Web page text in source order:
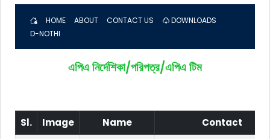
HOME ABOUT CONTACT US
DOWNLOADS
D-NOTHI
এপিএ নির্দেশিকা/পরিপত্র/এপিএ টিম
Sl. Image Name
Contact